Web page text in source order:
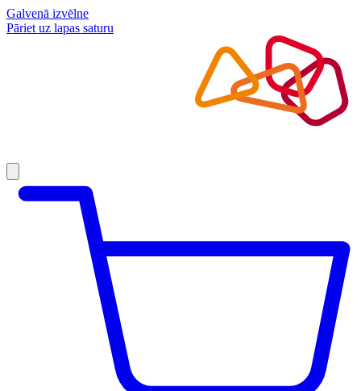
Galvenā izvēlne
Pāriet uz lapas saturu